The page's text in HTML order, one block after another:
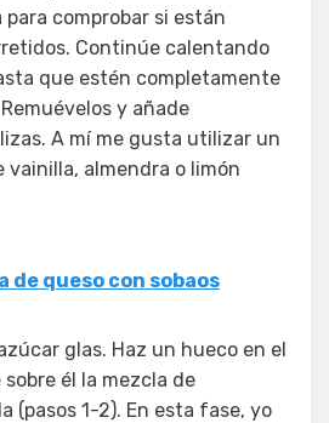
comprobar si están
Continúe calentando
que estén completamente
y añade
A mí me gusta utilizar un
vainilla, almendra o limón
de queso con sobaos
glas. Haz un hueco en el
él la mezcla de
(pasos 1-2). En esta fase, yo